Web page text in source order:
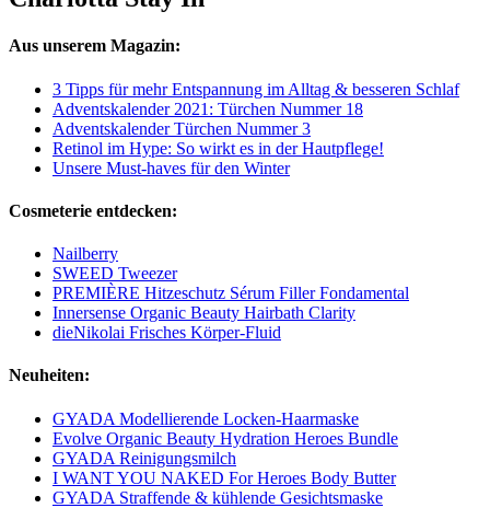
Aus unserem Magazin:
3 Tipps für mehr Entspannung im Alltag & besseren Schlaf
Adventskalender 2021: Türchen Nummer 18
Adventskalender Türchen Nummer 3
Retinol im Hype: So wirkt es in der Hautpflege!
Unsere Must-haves für den Winter
Cosmeterie entdecken:
Nailberry
SWEED Tweezer
PREMIÈRE Hitzeschutz Sérum Filler Fondamental
Innersense Organic Beauty Hairbath Clarity
dieNikolai Frisches Körper-Fluid
Neuheiten:
GYADA Modellierende Locken-Haarmaske
Evolve Organic Beauty Hydration Heroes Bundle
GYADA Reinigungsmilch
I WANT YOU NAKED For Heroes Body Butter
GYADA Straffende & kühlende Gesichtsmaske